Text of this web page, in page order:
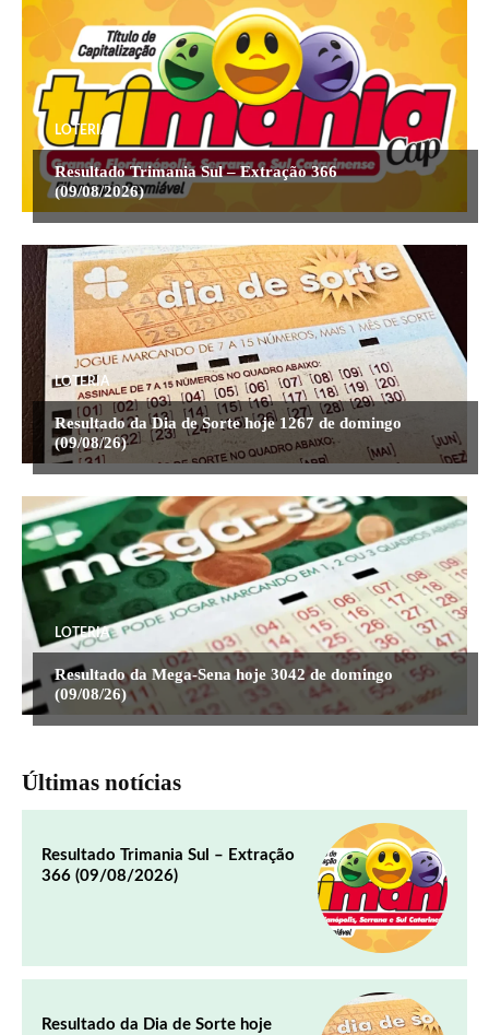
LOTERIA
Resultado Trimania Sul – Extração 366
(09/08/2026)
LOTERIA
Resultado da Dia de Sorte hoje 1267 de domingo
(09/08/26)
LOTERIA
Resultado da Mega-Sena hoje 3042 de domingo
(09/08/26)
Últimas notícias
Resultado Trimania Sul – Extração
366 (09/08/2026)
Resultado da Dia de Sorte hoje